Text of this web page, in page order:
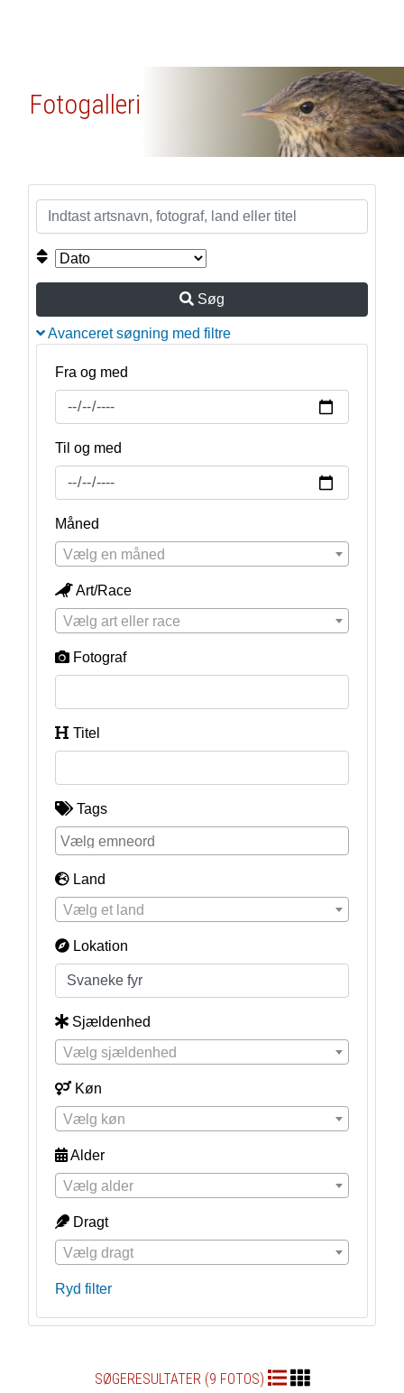
Fotogalleri
Søg
Avanceret søgning med filtre
Fra og med
Til og med
Måned
Vælg en måned
Art/Race
Vælg art eller race
Fotograf
Titel
Tags
Land
Vælg et land
Lokation
Sjældenhed
Vælg sjældenhed
Køn
Vælg køn
Alder
Vælg alder
Dragt
Vælg dragt
Ryd filter
SØGERESULTATER (9 FOTOS)